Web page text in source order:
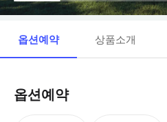
옵션예약 상품소개
옵션예약